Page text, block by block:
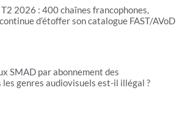
2026 : 400 chaînes francophones,
d’étoffer son catalogue FAST/AVoD
SMAD par abonnement des
genres audiovisuels est-il illégal ?